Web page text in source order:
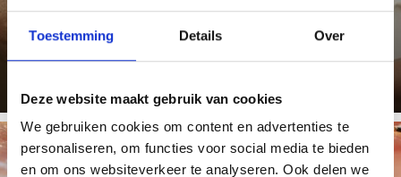
Toestemming Details Over
Deze website maakt gebruik van cookies
We gebruiken cookies om content en advertenties te
personaliseren, om functies voor social media te bieden
en om ons websiteverkeer te analyseren. Ook delen we